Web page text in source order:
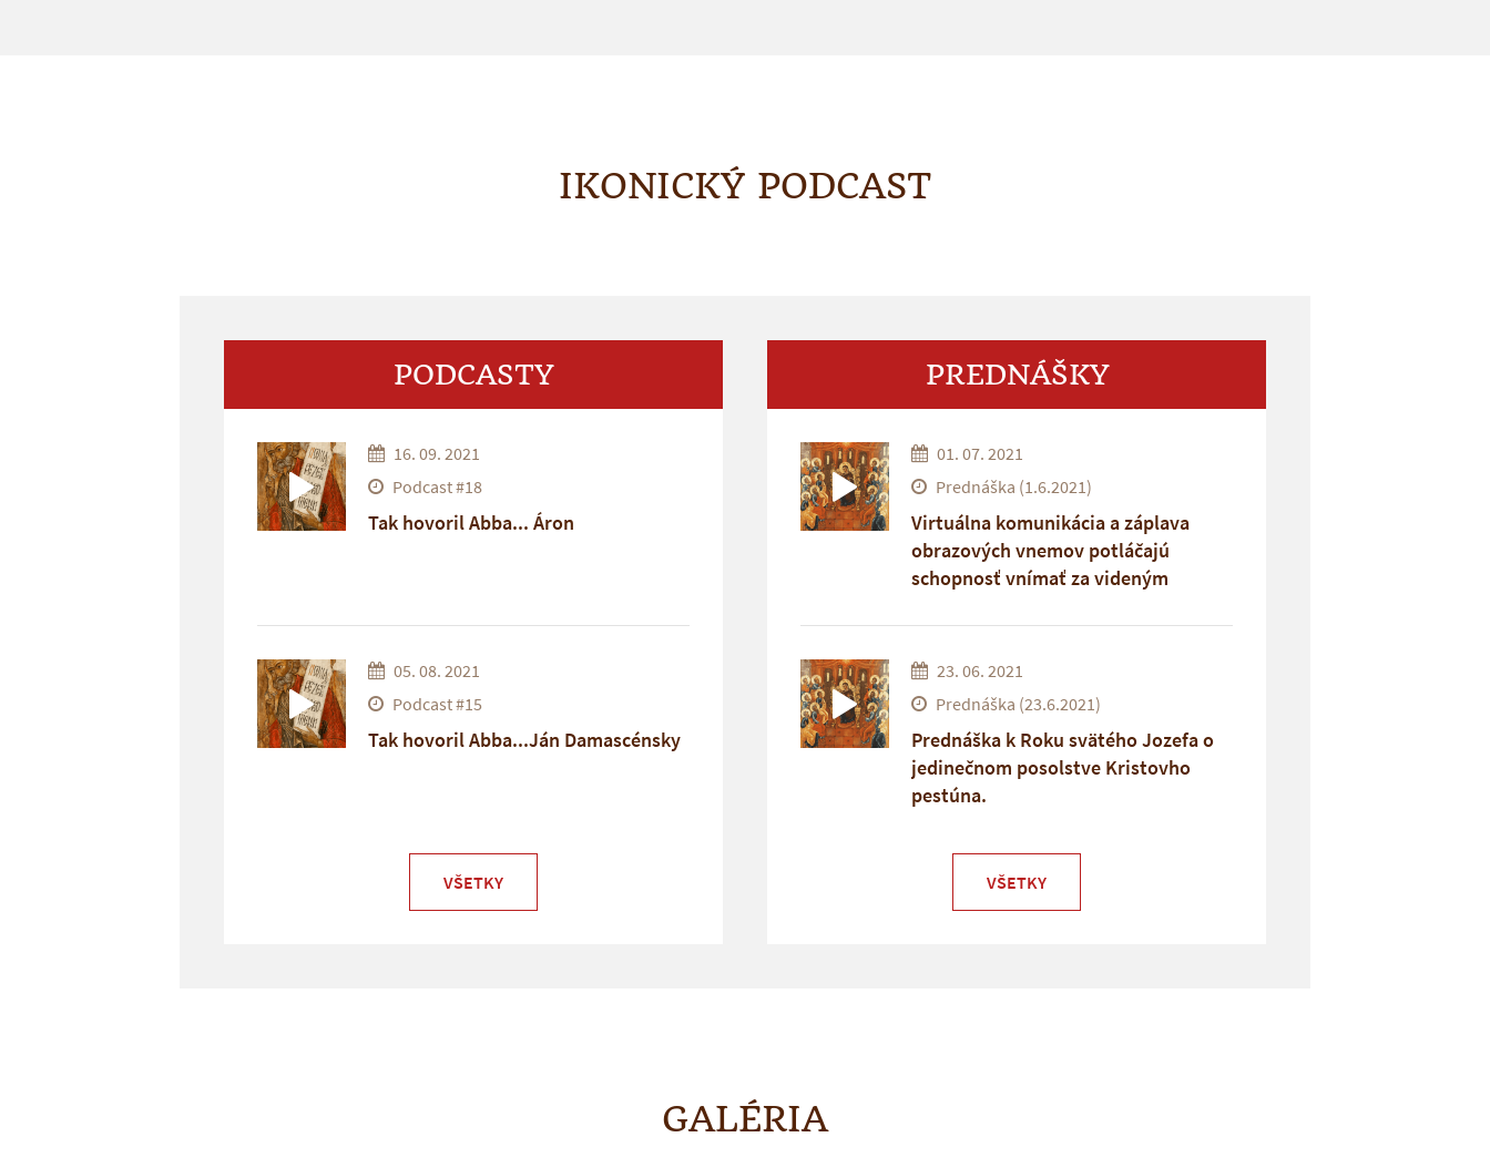
IKONICKÝ PODCAST
PODCASTY
16. 09. 2021
Podcast #18
Tak hovoril Abba... Áron
05. 08. 2021
Podcast #15
Tak hovoril Abba...Ján Damascénsky
VŠETKY
PREDNÁŠKY
01. 07. 2021
Prednáška (1.6.2021)
Virtuálna komunikácia a záplava
obrazových vnemov potláčajú
schopnosť vnímať za videným
23. 06. 2021
Prednáška (23.6.2021)
Prednáška k Roku svätého Jozefa o
jedinečnom posolstve Kristovho
pestúna.
VŠETKY
GALÉRIA